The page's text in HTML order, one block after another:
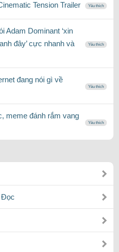
Tension Trailer Yêu thích
Adam Dominant ‘xin
đây’ cực nhanh và
Yêu thích
đang nói gì về
Yêu thích
meme đánh rắm vang
Yêu thích
Đọc